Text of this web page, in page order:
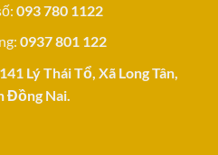
093 780 1122
0937 801 122
Lý Thái Tổ, Xã Long Tân,
Đồng Nai.